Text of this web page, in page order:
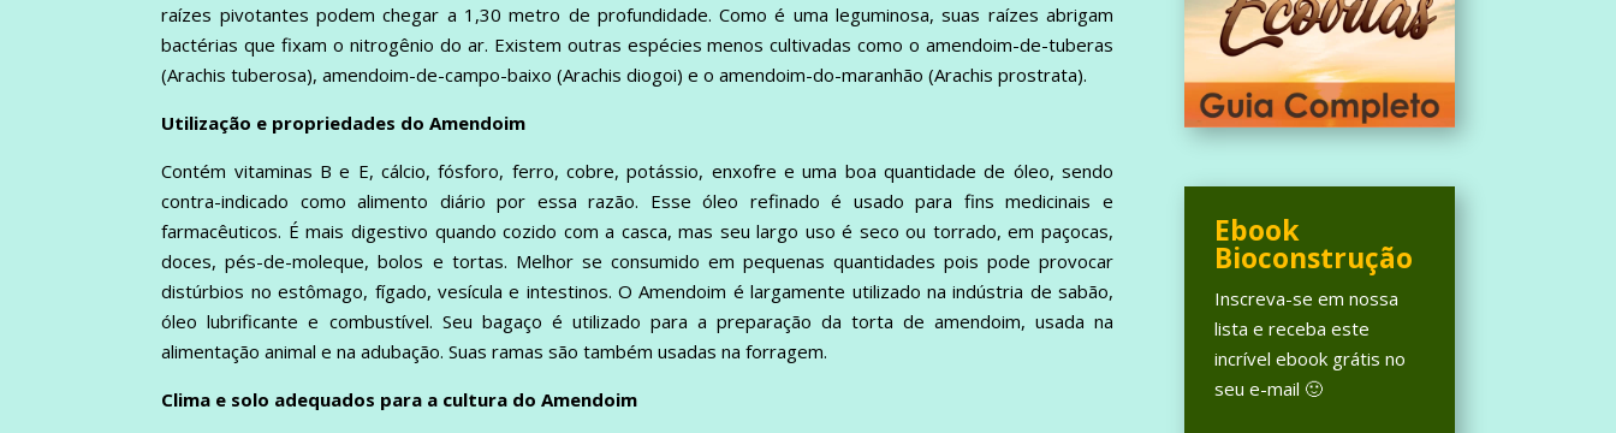
raízes pivotantes podem chegar a 1,30 metro de profundidade. Como é uma leguminosa, suas raízes abrigam
bactérias que fixam o nitrogênio do ar. Existem outras espécies menos cultivadas como o amendoim-de-tuberas
(Arachis tuberosa), amendoim-de-campo-baixo (Arachis diogoi) e o amendoim-do-maranhão (Arachis prostrata).
Utilização e propriedades do Amendoim
Contém vitaminas B e E, cálcio, fósforo, ferro, cobre, potássio, enxofre e uma boa quantidade de óleo, sendo
contra-indicado como alimento diário por essa razão. Esse óleo refinado é usado para fins medicinais e
farmacêuticos. É mais digestivo quando cozido com a casca, mas seu largo uso é seco ou torrado, em paçocas,
doces, pés-de-moleque, bolos e tortas. Melhor se consumido em pequenas quantidades pois pode provocar
distúrbios no estômago, fígado, vesícula e intestinos. O Amendoim é largamente utilizado na indústria de sabão,
óleo lubrificante e combustível. Seu bagaço é utilizado para a preparação da torta de amendoim, usada na
alimentação animal e na adubação. Suas ramas são também usadas na forragem.
Clima e solo adequados para a cultura do Amendoim
Ebook
Bioconstrução
Inscreva-se em nossa
lista e receba este
incrível ebook grátis no
seu e-mail 🙂